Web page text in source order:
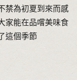
禁為初夏到來而感
家能在品嚐美味食
這個季節